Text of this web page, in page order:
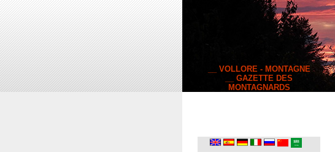
__ VOLLORE - MONTAGNE
__ GAZETTE DES
MONTAGNARDS